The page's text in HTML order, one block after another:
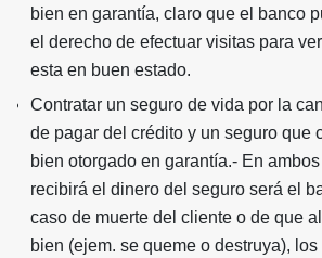
bien en garantía, claro que el banco
el derecho de efectuar visitas para
esta en buen estado.
Contratar un seguro de vida por la
de pagar del crédito y un seguro que
bien otorgado en garantía.- En
recibirá el dinero del seguro será el
caso de muerte del cliente o de que
bien (ejem. se queme o destruya), los